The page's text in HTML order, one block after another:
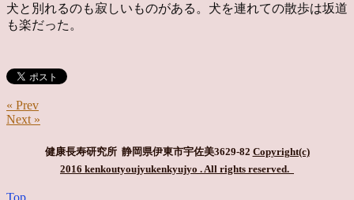
犬と別れるのも寂しいものがある。犬を連れての散歩は坂道
も楽だった。
« Prev
Next »
健康長寿研究所 静岡県伊東市宇佐美3629-82 Copyright(c)
2016 kenkoutyoujyukenkyujyo . All rights reserved.